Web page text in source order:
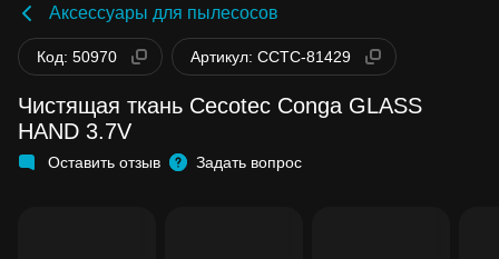
Аксессуары для пылесосов
Код: 50970 Артикул: CCTC-81429
Чистящая ткань Cecotec Conga GLASS
HAND 3.7V
Оставить отзыв Задать вопрос